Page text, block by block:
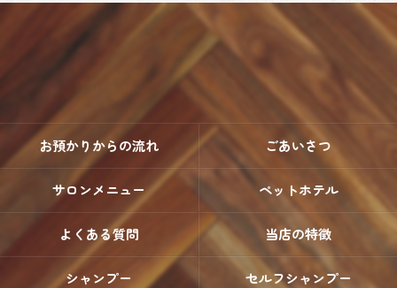
お預かりからの流れ ごあいさつ
サロンメニュー ペットホテル
よくある質問 当店の特徴
シャンプー セルフシャンプー